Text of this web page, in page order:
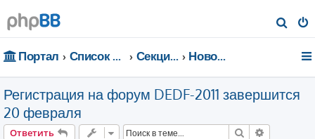
о
к
Портал Список форумов Секции портала Новости
Регистрация на форум DEDF-2011 завершится
20 февраля
Ответить Поиск